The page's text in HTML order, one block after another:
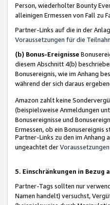
Person, wiederholter Bounty
alleinigen Ermessen von Fall zu
Partner-Links auf die in der
Voraussetzungen für die
(b) Bonus-Ereignisse
diesem Abschnitt 4(b)
Bonusereignis, wie im Anhang
während der sich daraus
Amazon zahlt keine
(beispielsweise Anmeldungen
Bonusereignisse und
Ermessen, ob ein
Partner-Links zu den im Anhang
ungeachtet der
5. Einschränkungen in Bezug
Partner-Tags sollten nur
Namen handelt) versuchst,